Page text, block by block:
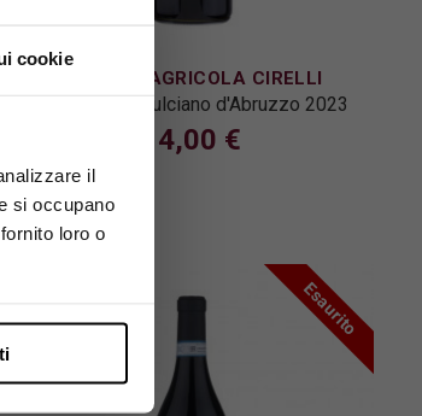
cookie
il
si occupano
loro o
AZIENDA AGRICOLA CIRELLI
Cirelli Montepulciano d'Abruzzo 2023
14,00 €
Esaurito